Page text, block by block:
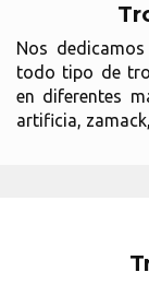
Nos
todo tipo de
en diferentes
artificia,